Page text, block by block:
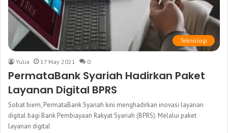
Teknologi
Yulia 17 May 2021 0
PermataBank Syariah Hadirkan Paket
Layanan Digital BPRS
Sobat biem, PermataBank Syariah kini menghadirkan inovasi layanan
digital bagi Bank Pembiayaan Rakyat Syariah (BPRS). Melalui paket
layanan digital